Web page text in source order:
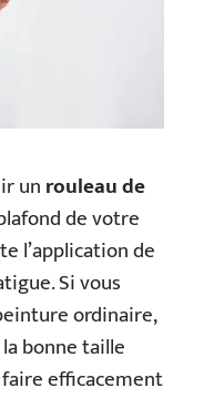
unrouleau de
de votre
l’application de
Si vous
ordinaire,
bonne taille
efficacement